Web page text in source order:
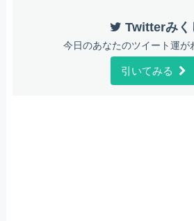
Twitterみく
今日のあなたのツイート運が
引いてみる